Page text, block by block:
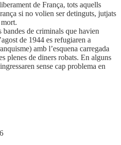
de França, tots aquells
si no volien ser detinguts, jutjats
bandes de criminals que havien
de 1944 es refugiaren a
amb l’esquena carregada
plenes de diners robats. En alguns
sense cap problema en